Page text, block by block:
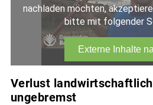
Verlust
ungebremst